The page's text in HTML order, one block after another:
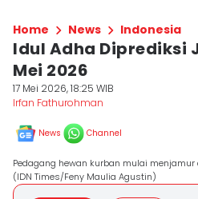
Home News Indonesia
Idul Adha Diprediksi
Mei 2026
17 Mei 2026, 18:25 WIB
Irfan Fathurohman
News Channel
Pedagang hewan kurban mulai
(IDN Times/Feny Maulia Agustin)